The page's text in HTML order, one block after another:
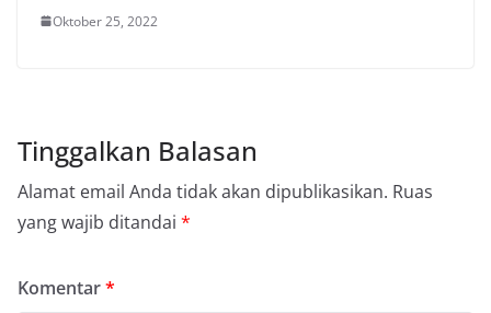
Oktober 25, 2022
Tinggalkan Balasan
Alamat email Anda tidak akan dipublikasikan. Ruas
yang wajib ditandai *
Komentar*